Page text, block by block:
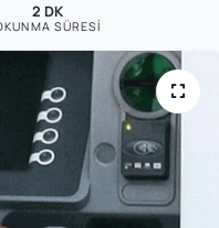
2 DK
SÜRESI